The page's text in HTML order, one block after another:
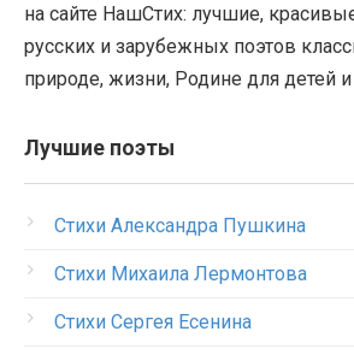
на сайте НашСтих: лучшие,
русских и зарубежных поэтов
природе, жизни, Родине для детей
Лучшие поэты
Стихи Александра Пушкина
Стихи Михаила Лермонтова
Стихи Сергея Есенина